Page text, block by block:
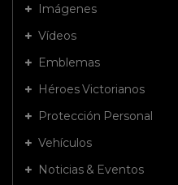
Imágenes
Vídeos
Emblemas
Héroes Victorianos
Protección Personal
Vehículos
Noticias & Eventos